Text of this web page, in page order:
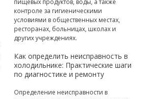
пищевых продуктов, воды, а также
контроле за гигиеническими
условиями в общественных местах,
ресторанах, больницах, школах и
других учреждениях.
Как определить неисправность в
холодильнике: Практические шаги
по диагностике и ремонту
Определение неисправности в